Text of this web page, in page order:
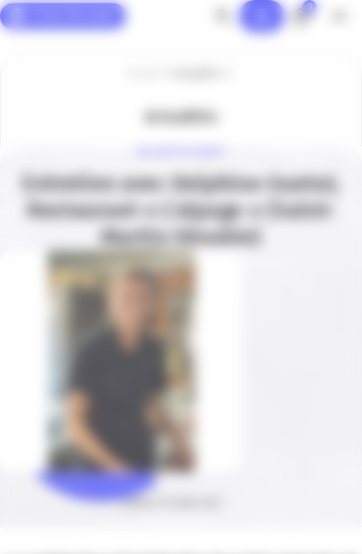
0
Actualités
Entretien avec Delphine Guetat,
Restaurant « L’alpage » (Saint-
Martin-Vésubie)
Publié le 07 juillet 2022
Panneau de gestion des cookies